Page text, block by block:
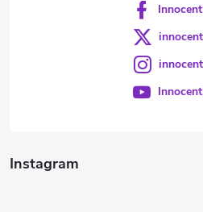
Instagram